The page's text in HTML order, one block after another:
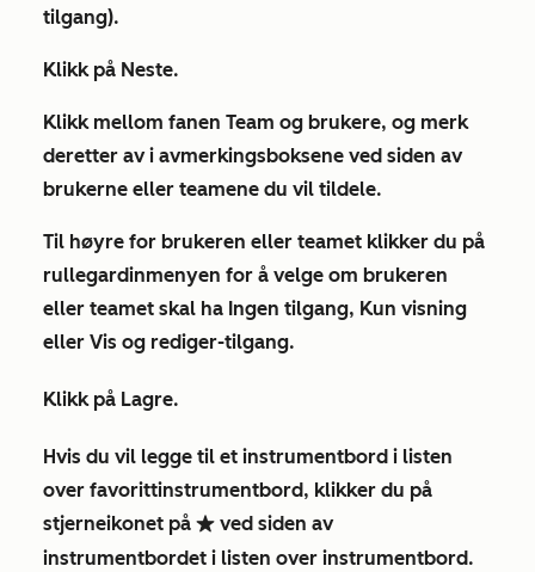
tilgang).
Klikk på Neste.
Klikk mellom fanen Team og brukere, og merk
deretter av i avmerkingsboksene ved siden av
brukerne eller teamene du vil tildele.
Til høyre for brukeren eller teamet klikker du på
rullegardinmenyen for å velge om brukeren
eller teamet skal ha Ingen tilgang, Kun visning
eller Vis og rediger-tilgang.
Klikk på Lagre.
Hvis du vil legge til et instrumentbord i listen
over favorittinstrumentbord, klikker du på
stjerneikonet på favorite ved siden av
instrumentbordet i listen over instrumentbord.